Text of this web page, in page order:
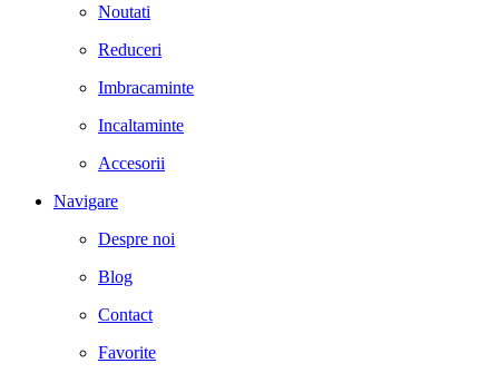
Noutati
Reduceri
Imbracaminte
Incaltaminte
Accesorii
Navigare
Despre noi
Blog
Contact
Favorite